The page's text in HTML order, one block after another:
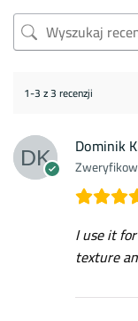
1-3 z 3 recenzji
Dominik
I use it
texture